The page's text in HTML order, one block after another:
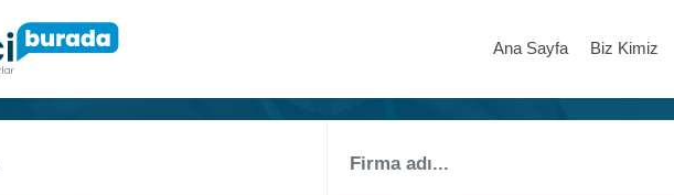
Ana Sayfa Biz Kimiz